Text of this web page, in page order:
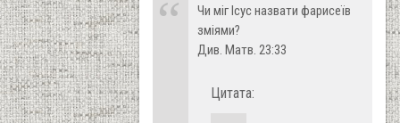
Чи міг Ісус назвати фарисеїв
зміями?
Див. Матв. 23:33
Цитата: